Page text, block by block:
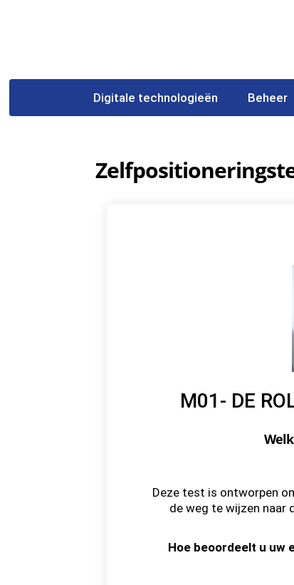
Digitale technologieën Beheer
M01- DE
Deze test is ontworpen
de weg te wijzen naar
Hoe beoordeelt u uw